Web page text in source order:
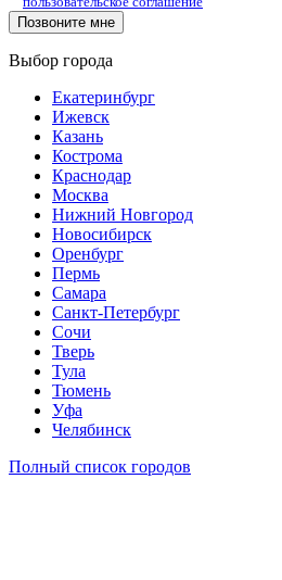
Выбор города
Екатеринбург
Ижевск
Казань
Кострома
Краснодар
Москва
Нижний Новгород
Новосибирск
Оренбург
Пермь
Самара
Санкт-Петербург
Сочи
Тверь
Тула
Тюмень
Уфа
Челябинск
Полный список городов